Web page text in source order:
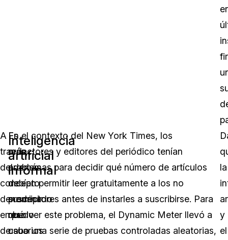
A
través
del
concepto
denominado
embudo
de
Inteligencia
artificial
informal
Es
más,
además
de
predecir
qué
usuarios
En el contexto del New York Times, los
redactores y editores del periódico tenían
problemas para decidir qué número de artículos
debían permitir leer gratuitamente a los no
suscriptores antes de instarles a suscribirse. Para
resolver este problema, el Dynamic Meter llevó a
cabo una serie de pruebas controladas aleatorias,
la
y
el